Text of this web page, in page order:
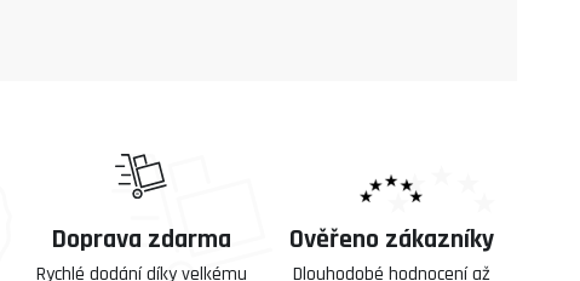
Doprava zdarma
Rychlé dodání díky velkému
Ověřeno zákazníky
Dlouhodobé hodnocení až